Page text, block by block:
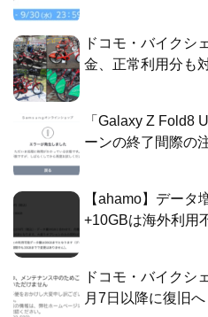
ドコモ・バイクシ
金、正常利用分も
「Galaxy Z Fold8
ーンの終了間際の
【ahamo】データ
+10GBは海外利用
ドコモ・バイクシ
月7日以降に復旧へ